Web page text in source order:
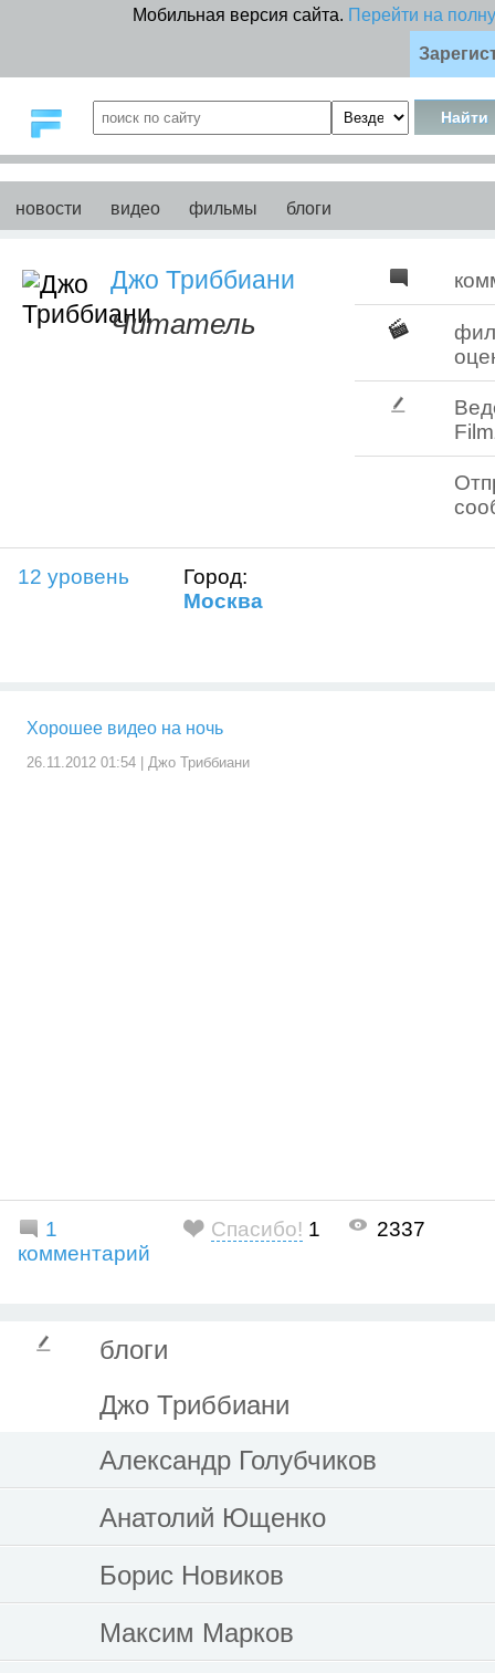
Мобильная версия сайта. Перейти на
новости видео фильмы блоги
Джо Триббиани
Читатель
12 уровень
Город:
Москва
Хорошее видео на ночь
26.11.2012 01:54 | Джо Триббиани
1
комментарий
Спасибо! 1 2337
блоги
Джо Триббиани
Александр Голубчиков
Анатолий Ющенко
Борис Новиков
Максим Марков